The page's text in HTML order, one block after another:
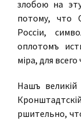
злобою на
потому, что
Россіи,
оплотомъ
міра, для всего
Нашъ великій
рѣшительно,